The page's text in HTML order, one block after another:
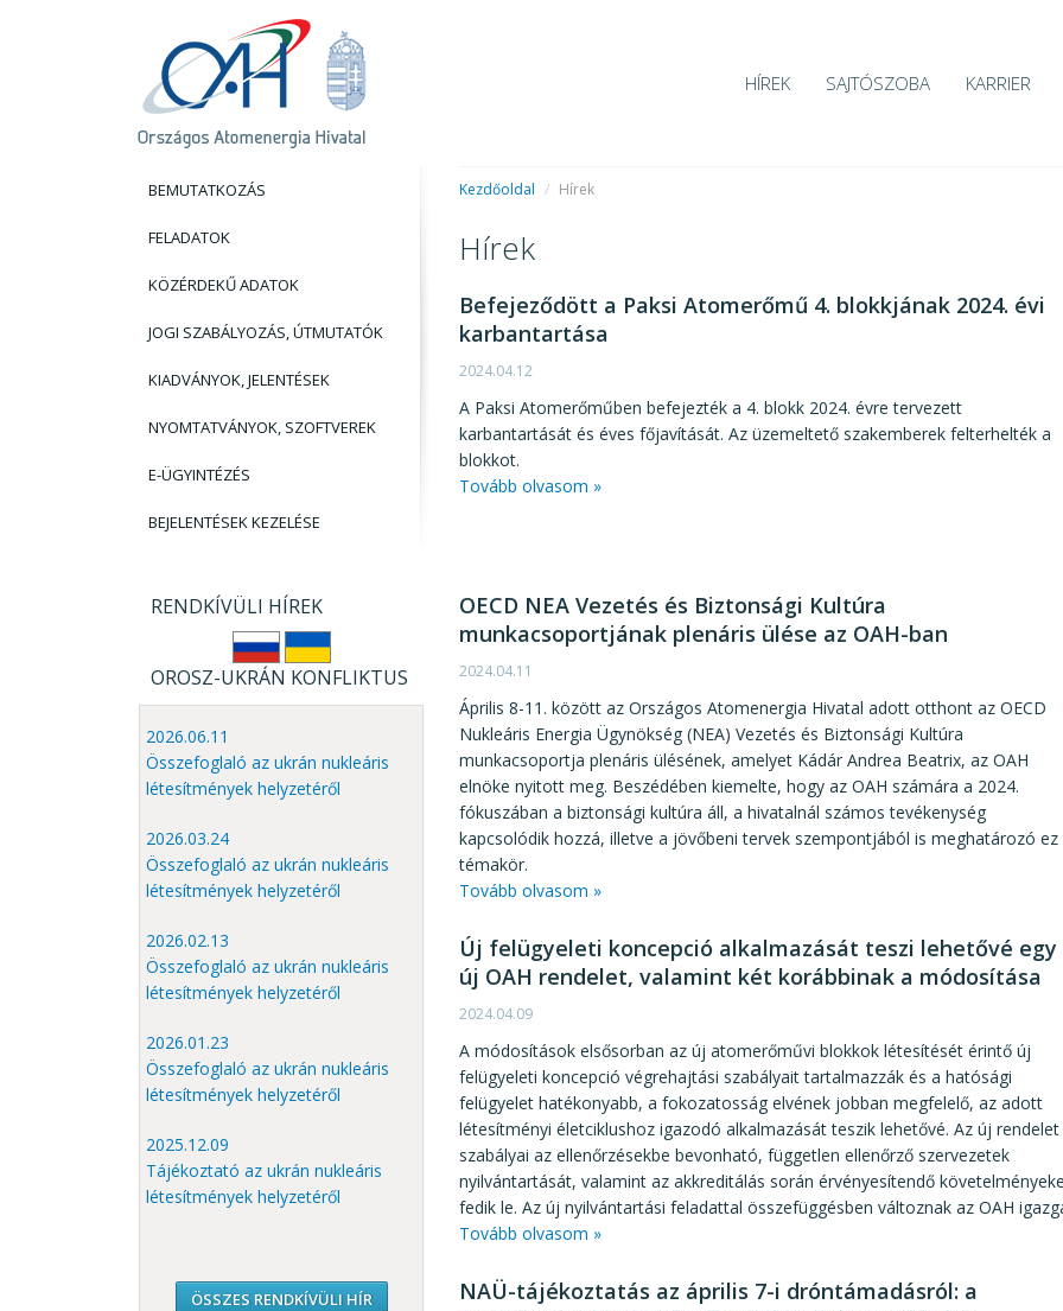
HÍREK SAJTÓSZOBA KARRIER
BEMUTATKOZÁS
FELADATOK
KÖZÉRDEKŰ ADATOK
JOGI SZABÁLYOZÁS, ÚTMUTATÓK
KIADVÁNYOK, JELENTÉSEK
NYOMTATVÁNYOK, SZOFTVEREK
E-ÜGYINTÉZÉS
BEJELENTÉSEK KEZELÉSE
RENDKÍVÜLI HÍREK
OROSZ-UKRÁN KONFLIKTUS
2026.06.11
Összefoglaló az ukrán nukleáris
létesítmények helyzetéről
2026.03.24
Összefoglaló az ukrán nukleáris
létesítmények helyzetéről
2026.02.13
Összefoglaló az ukrán nukleáris
létesítmények helyzetéről
2026.01.23
Összefoglaló az ukrán nukleáris
létesítmények helyzetéről
2025.12.09
Tájékoztató az ukrán nukleáris
létesítmények helyzetéről
ÖSSZES RENDKÍVÜLI HÍR
Kezdőoldal / Hírek
Hírek
Befejeződött a Paksi Atomerőmű 4. blokkjának 2024. évi
karbantartása
2024.04.12
A Paksi Atomerőműben befejezték a 4. blokk 2024. évre tervezett
karbantartását és éves főjavítását. Az üzemeltető szakemberek felterhelték a
blokkot.
Tovább olvasom »
OECD NEA Vezetés és Biztonsági Kultúra
munkacsoportjának plenáris ülése az OAH-ban
2024.04.11
Április 8-11. között az Országos Atomenergia Hivatal adott otthont az OECD
Nukleáris Energia Ügynökség (NEA) Vezetés és Biztonsági Kultúra
munkacsoportja plenáris ülésének, amelyet Kádár Andrea Beatrix, az OAH
elnöke nyitott meg. Beszédében kiemelte, hogy az OAH számára a 2024.
fókuszában a biztonsági kultúra áll, a hivatalnál számos tevékenység
kapcsolódik hozzá, illetve a jövőbeni tervek szempontjából is meghatározó ez
témakör.
Tovább olvasom »
Új felügyeleti koncepció alkalmazását teszi lehetővé egy
új OAH rendelet, valamint két korábbinak a módosítása
2024.04.09
A módosítások elsősorban az új atomerőművi blokkok létesítését érintő új
felügyeleti koncepció végrehajtási szabályait tartalmazzák és a hatósági
felügyelet hatékonyabb, a fokozatosság elvének jobban megfelelő, az adott
létesítményi életciklushoz igazodó alkalmazását teszik lehetővé. Az új rendelet
szabályai az ellenőrzésekbe bevonható, független ellenőrző szervezetek
nyilvántartását, valamint az akkreditálás során érvényesítendő
fedik le. Az új nyilvántartási feladattal összefüggésben változnak az OAH
Tovább olvasom »
NAÜ-tájékoztatás az április 7-i dróntámadásról: a